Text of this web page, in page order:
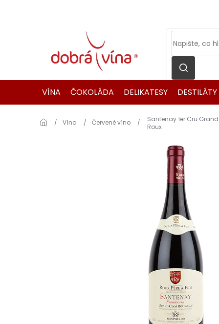
VÍNA
ČOKOLÁDA DELIKATESY DESTILÁTY
Domů
Vína Červené víno
Santenay 1er Cru
Roux